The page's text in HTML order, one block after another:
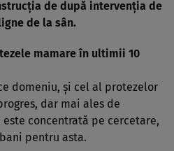
de după intervenţia de
de la sân.
mamare în ultimii 10
domeniu, şi cel al protezelor
dar mai ales de
concentrată pe cercetare,
pentru asta.